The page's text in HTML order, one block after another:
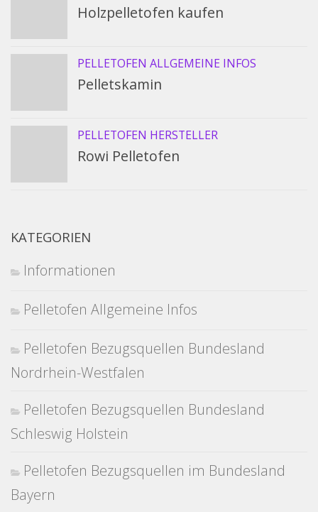
Holzpelletofen kaufen
PELLETOFEN ALLGEMEINE INFOS
Pelletskamin
PELLETOFEN HERSTELLER
Rowi Pelletofen
KATEGORIEN
Informationen
Pelletofen Allgemeine Infos
Pelletofen Bezugsquellen Bundesland
Nordrhein-Westfalen
Pelletofen Bezugsquellen Bundesland
Schleswig Holstein
Pelletofen Bezugsquellen im Bundesland
Bayern